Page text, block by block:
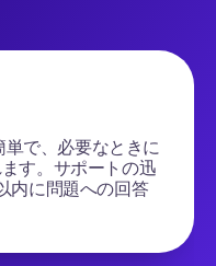
で、必要なときに
す。サポートの迅
内に問題への回答